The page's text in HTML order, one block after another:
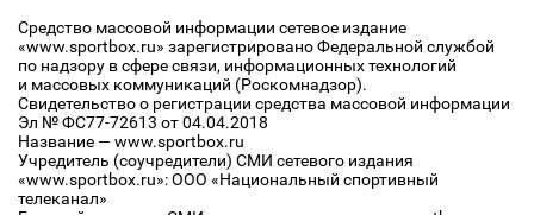
Средство массовой информации сетевое издание
«www.sportbox.ru» зарегистрировано Федеральной службой
по надзору в сфере связи, информационных технологий
и массовых коммуникаций (Роскомнадзор).
Свидетельство о регистрации средства массовой информации
Эл № ФС77-72613 от 04.04.2018
Название — www.sportbox.ru
Учредитель (соучредители) СМИ сетевого издания
«www.sportbox.ru»: ООО «Национальный спортивный
телеканал»